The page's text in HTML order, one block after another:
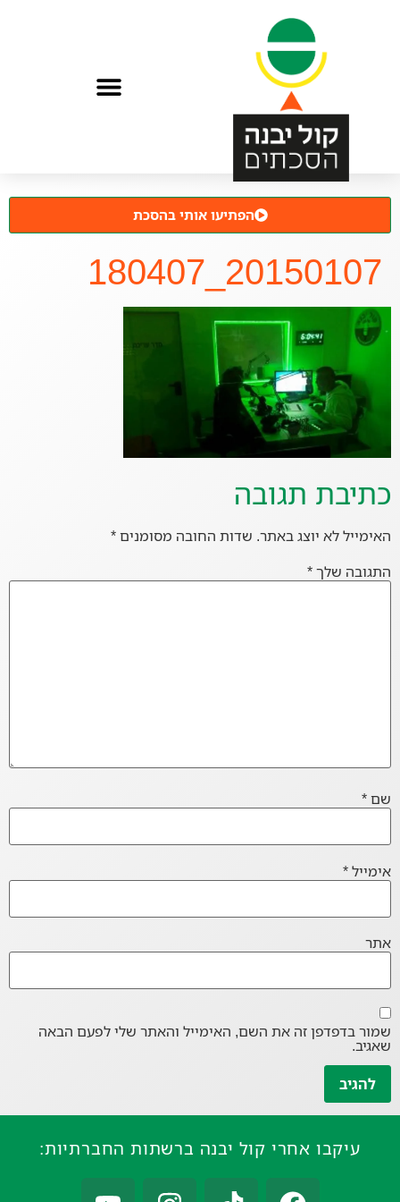
הפתיעו אותי בהסכת
20150107_180407
כתיבת תגובה
האימייל לא יוצג באתר. שדות החובה מסומנים*
התגובה שלך*
שם*
אימייל*
אתר
שמור בדפדפן זה את השם, האימייל והאתר שלי לפעם הבאה
שאגיב.
עיקבו אחרי קול יבנה ברשתות החברתיות: